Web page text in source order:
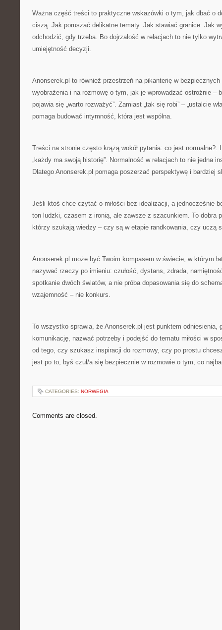
Ważna część treści to praktyczne wskazówki o tym, jak dbać o
ciszą. Jak poruszać delikatne tematy. Jak stawiać granice. Jak
odchodzić, gdy trzeba. Bo dojrzałość w relacjach to nie tylko
umiejętność decyzji.
Anonserek.pl to również przestrzeń na pikanterię w
wyobrażenia i na rozmowę o tym, jak je wprowadzać ostrożnie –
pojawia się „warto rozważyć”. Zamiast „tak się robi” – „ustalcie
pomaga budować intymność, która jest wspólna.
Treści na stronie często krążą wokół pytania: co jest normalne?.
„każdy ma swoją historię”. Normalność w relacjach to nie jedna
Dlatego Anonserek.pl pomaga poszerzać perspektywę i bardziej
Jeśli ktoś chce czytać o miłości bez idealizacji, a jednocześnie
ton ludzki, czasem z ironią, ale zawsze z szacunkiem. To dobra
którzy szukają wiedzy – czy są w etapie randkowania, czy uczą
Anonserek.pl może być Twoim kompasem w świecie, w którym
nazywać rzeczy po imieniu: czułość, dystans, zdrada,
spotkanie dwóch światów, a nie próba dopasowania się do
wzajemność – nie konkurs.
To wszystko sprawia, że Anonserek.pl jest punktem odniesienia,
komunikację, nazwać potrzeby i podejść do tematu miłości w
od tego, czy szukasz inspiracji do rozmowy, czy po prostu
jest po to, byś czuł/a się bezpiecznie w rozmowie o tym, co
CATEGORIES: NORWEGIA
Comments are closed.